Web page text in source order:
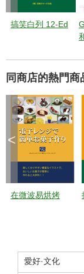
搞笑白列 12-Ed
同商店的熱門商
在微波易烘烤
<
愛好·文化